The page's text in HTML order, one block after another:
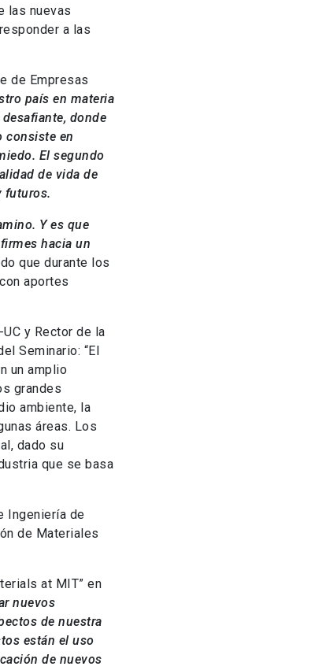
las nuevas
a las
de Empresas
país en materia
donde
consiste en
El segundo
de vida de
futuros.
Y es que
hacia un
que durante los
aportes
y Rector de la
Seminario: “El
un amplio
grandes
ambiente, la
áreas. Los
dado su
que se basa
Ingeniería de
de Materiales
at MIT” en
nuevos
de nuestra
están el uso
de nuevos